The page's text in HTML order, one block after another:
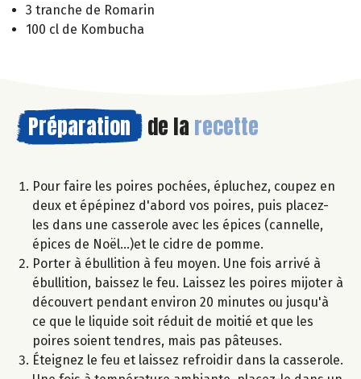
3 tranche de Romarin
100 cl de Kombucha
Préparation de la recette
Pour faire les poires pochées, épluchez, coupez en
deux et épépinez d'abord vos poires, puis placez-
les dans une casserole avec les épices (cannelle,
épices de Noël...)et le cidre de pomme.
Porter à ébullition à feu moyen. Une fois arrivé à
ébullition, baissez le feu. Laissez les poires mijoter à
découvert pendant environ 20 minutes ou jusqu'à
ce que le liquide soit réduit de moitié et que les
poires soient tendres, mais pas pâteuses.
Éteignez le feu et laissez refroidir dans la casserole.